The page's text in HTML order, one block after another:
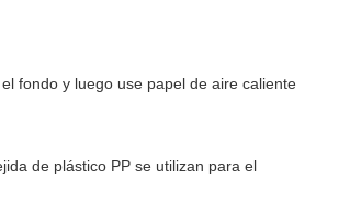
fondo y luego use papel de aire caliente
de plástico PP se utilizan para el